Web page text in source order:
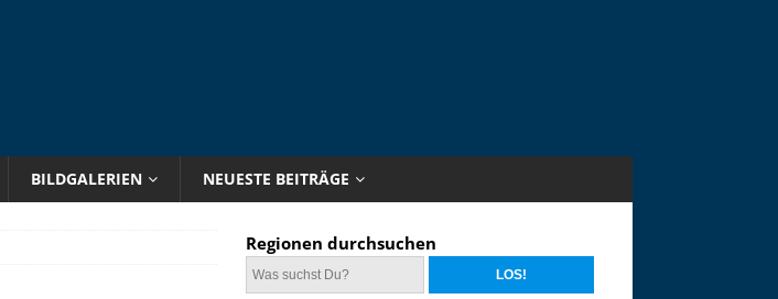
BILDGALERIEN NEUESTE BEITRÄGE
Regionen durchsuchen